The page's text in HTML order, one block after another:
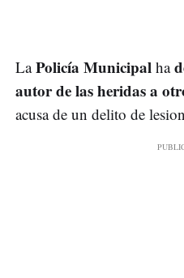
LaPolicía Municipal ha
autor de las heridas a
acusa de un delito de